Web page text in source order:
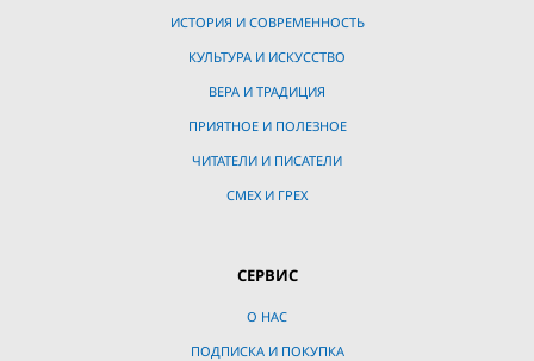
ИСТОРИЯ И СОВРЕМЕННОСТЬ
КУЛЬТУРА И ИСКУССТВО
ВЕРА И ТРАДИЦИЯ
ПРИЯТНОЕ И ПОЛЕЗНОЕ
ЧИТАТЕЛИ И ПИСАТЕЛИ
СМЕХ И ГРЕХ
СЕРВИС
О НАС
ПОДПИСКА И ПОКУПКА